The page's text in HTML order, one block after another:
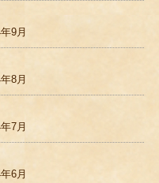
9月
8月
7月
6月